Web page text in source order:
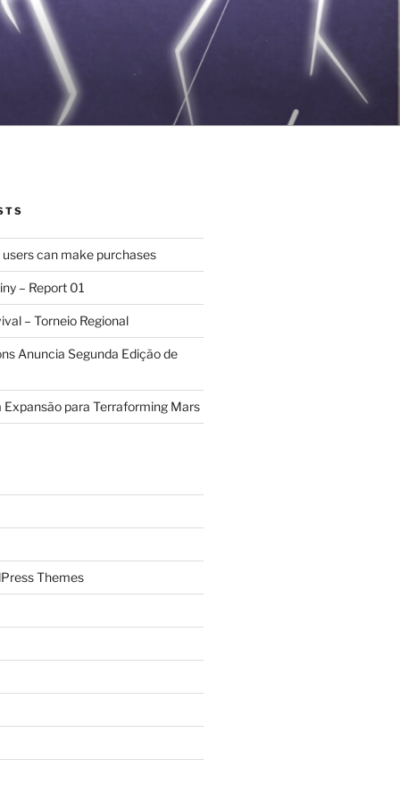
can make purchases
– Report 01
– Torneio Regional
Anuncia Segunda Edição de
Expansão para Terraforming Mars
Themes